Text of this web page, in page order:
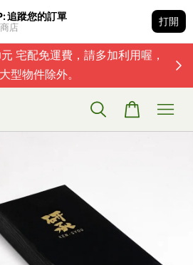
追蹤您的訂單
店
打開
宅配免運費，請多加利用喔，
型物件除外。